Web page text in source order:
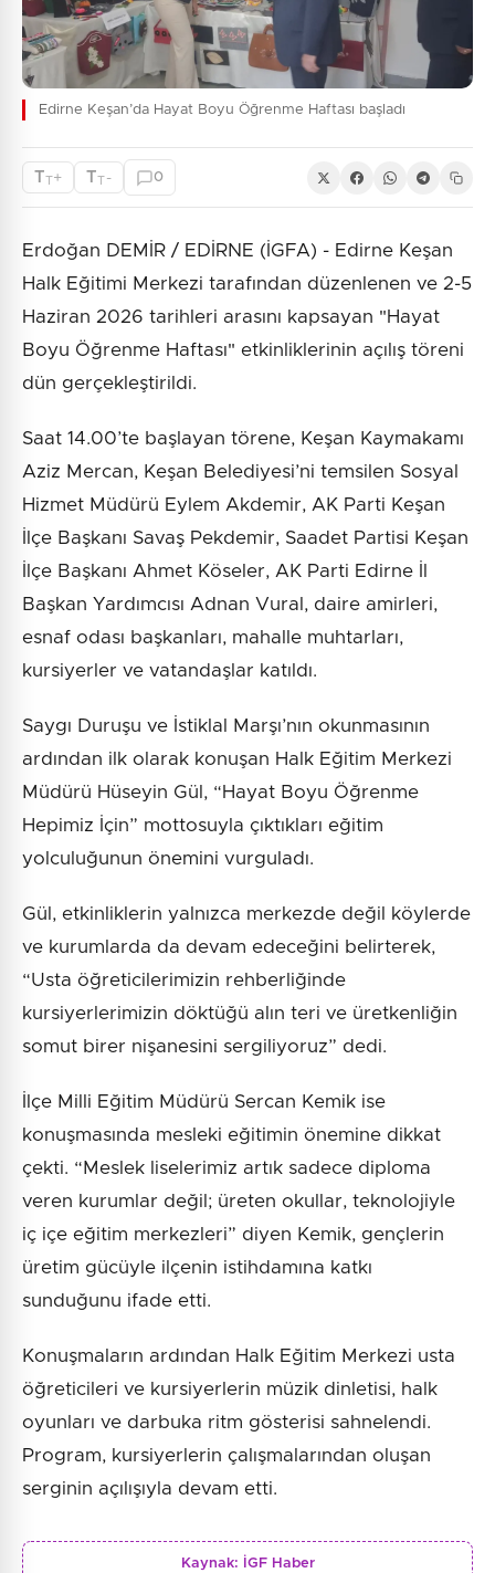
Edirne Keşan’da Hayat Boyu Öğrenme Haftası başladı
TT+ TT - 0
Erdoğan DEMİR / EDİRNE (İGFA) - Edirne Keşan
Halk Eğitimi Merkezi tarafından düzenlenen ve 2-5
Haziran 2026 tarihleri arasını kapsayan "Hayat
Boyu Öğrenme Haftası" etkinliklerinin açılış töreni
dün gerçekleştirildi.
Saat 14.00’te başlayan törene, Keşan Kaymakamı
Aziz Mercan, Keşan Belediyesi’ni temsilen Sosyal
Hizmet Müdürü Eylem Akdemir, AK Parti Keşan
İlçe Başkanı Savaş Pekdemir, Saadet Partisi Keşan
İlçe Başkanı Ahmet Köseler, AK Parti Edirne İl
Başkan Yardımcısı Adnan Vural, daire amirleri,
esnaf odası başkanları, mahalle muhtarları,
kursiyerler ve vatandaşlar katıldı.
Saygı Duruşu ve İstiklal Marşı’nın okunmasının
ardından ilk olarak konuşan Halk Eğitim Merkezi
Müdürü Hüseyin Gül, “Hayat Boyu Öğrenme
Hepimiz İçin” mottosuyla çıktıkları eğitim
yolculuğunun önemini vurguladı.
Gül, etkinliklerin yalnızca merkezde değil köylerde
ve kurumlarda da devam edeceğini belirterek,
“Usta öğreticilerimizin rehberliğinde
kursiyerlerimizin döktüğü alın teri ve üretkenliğin
somut birer nişanesini sergiliyoruz” dedi.
İlçe Milli Eğitim Müdürü Sercan Kemik ise
konuşmasında mesleki eğitimin önemine dikkat
çekti. “Meslek liselerimiz artık sadece diploma
veren kurumlar değil; üreten okullar, teknolojiyle
iç içe eğitim merkezleri” diyen Kemik, gençlerin
üretim gücüyle ilçenin istihdamına katkı
sunduğunu ifade etti.
Konuşmaların ardından Halk Eğitim Merkezi usta
öğreticileri ve kursiyerlerin müzik dinletisi, halk
oyunları ve darbuka ritm gösterisi sahnelendi.
Program, kursiyerlerin çalışmalarından oluşan
serginin açılışıyla devam etti.
Kaynak: İGF Haber